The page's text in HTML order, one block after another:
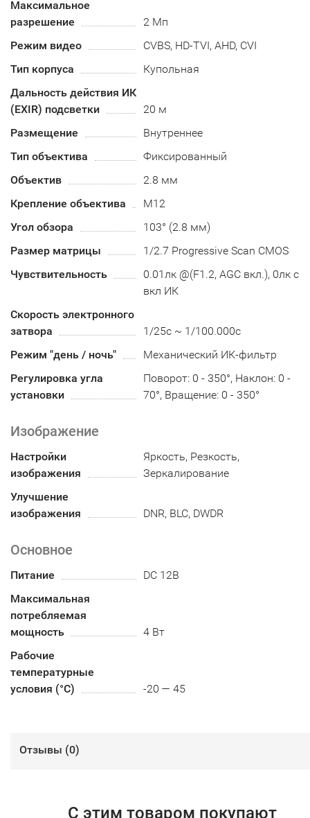
Максимальное
разрешение
2 Мп
Режим видео
CVBS, HD-TVI, AHD, CVI
Тип корпуса
Купольная
Дальность действия ИК
(EXIR) подсветки
20 м
Размещение
Внутреннее
Тип объектива
Фиксированный
Объектив
2.8 мм
Крепление объектива
М12
Угол обзора
103° (2.8 мм)
Размер матрицы
1/2.7 Progressive Scan CMOS
Чувствительность
0.01лк @(F1.2, AGC вкл.), 0лк с
вкл ИК
Скорость электронного
затвора
1/25с ~ 1/100.000с
Режим "день / ночь"
Механический ИК-фильтр
Регулировка угла
установки
Поворот: 0 - 350°, Наклон: 0 -
70°, Вращение: 0 - 350°
Изображение
Настройки
изображения
Яркость, Резкость,
Зеркалирование
Улучшение
изображения
DNR, BLC, DWDR
Основное
Питание
DC 12В
Максимальная
потребляемая
мощность
4 Вт
Рабочие
температурные
условия (°С)
-20 — 45
Отзывы (0)
С этим товаром покупают